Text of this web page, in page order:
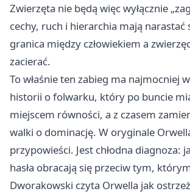
Zwierzęta nie będą więc wyłącznie
cechy, ruch i hierarchia mają narastać
granica między człowiekiem a
zacierać.
To właśnie ten zabieg ma najmocniej
historii o folwarku, który po buncie
miejscem równości, a z czasem
walki o dominację. W oryginale
przypowieści. Jest chłodna diagnoza:
hasła obracają się przeciw tym,
Dworakowski czyta Orwella jak